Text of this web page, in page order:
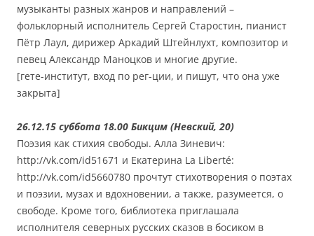
музыканты разных жанров и направлений –
фольклорный исполнитель Сергей Старостин, пианист
Пётр Лаул, дирижер Аркадий Штейнлухт, композитор и
певец Александр Маноцков и многие другие.
[гете-институт, вход по рег-ции, и пишут, что она уже
закрыта]
26.12.15 суббота 18.00 Бикцим (Невский, 20)
Поэзия как стихия свободы. Алла Зиневич:
http://vk.com/id51671 и Екатерина La Liberté:
http://vk.com/id5660780 прочтут стихотворения о поэтах
и поэзии, музах и вдохновении, а также, разумеется, о
свободе. Кроме того, библиотека приглашала
исполнителя северных русских сказов в босиком в